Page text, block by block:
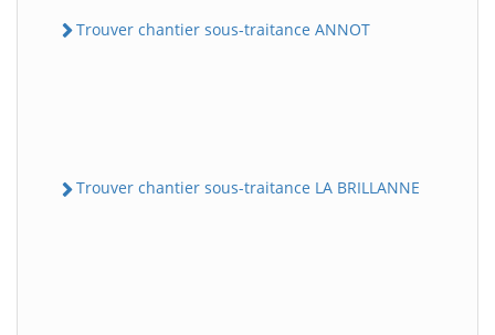
Trouver chantier sous-traitance ANNOT
Trouver chantier sous-traitance LA BRILLANNE